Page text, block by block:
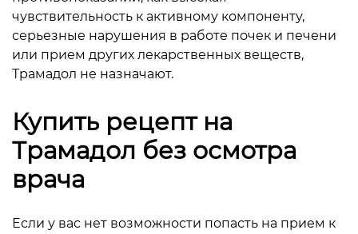
чувствительность к активному компоненту,
серьезные нарушения в работе почек и печени
или прием других лекарственных веществ,
Трамадол не назначают.
Купить рецепт на
Трамадол без осмотра
врача
Если у вас нет возможности попасть на прием к